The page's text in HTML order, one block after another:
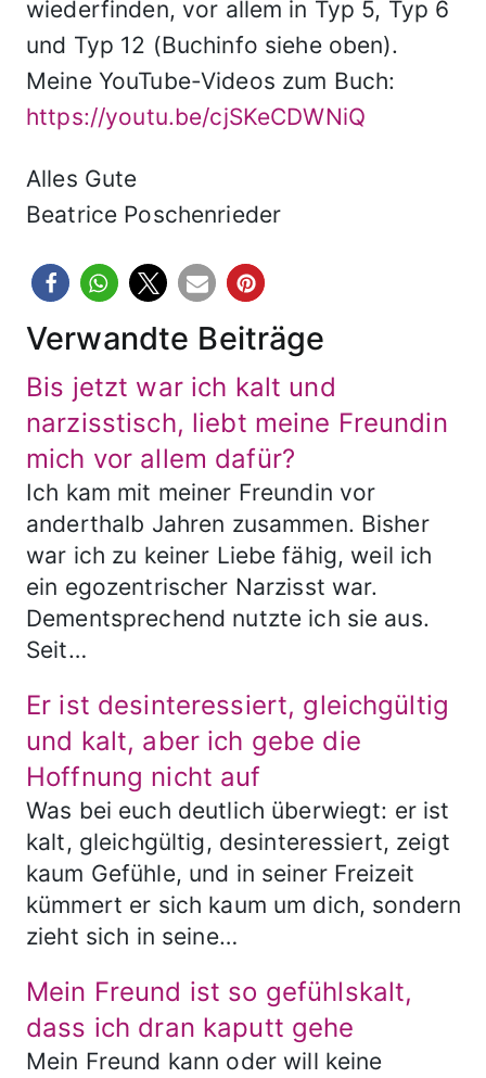
wiederfinden, vor allem in Typ 5, Typ 6
und Typ 12 (Buchinfo siehe oben).
Meine YouTube-Videos zum Buch:
https://youtu.be/cjSKeCDWNiQ
Alles Gute
Beatrice Poschenrieder
Verwandte Beiträge
Bis jetzt war ich kalt und
narzisstisch, liebt meine Freundin
mich vor allem dafür?
Ich kam mit meiner Freundin vor
anderthalb Jahren zusammen. Bisher
war ich zu keiner Liebe fähig, weil ich
ein egozentrischer Narzisst war.
Dementsprechend nutzte ich sie aus.
Seit…
Er ist desinteressiert, gleichgültig
und kalt, aber ich gebe die
Hoffnung nicht auf
Was bei euch deutlich überwiegt: er ist
kalt, gleichgültig, desinteressiert, zeigt
kaum Gefühle, und in seiner Freizeit
kümmert er sich kaum um dich, sondern
zieht sich in seine…
Mein Freund ist so gefühlskalt,
dass ich dran kaputt gehe
Mein Freund kann oder will keine